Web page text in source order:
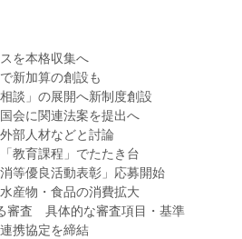
を本格収集へ
新加算の創設も
談」の展開へ新制度創設
会に関連法案を提出へ
部人材などと討論
教育課程」でたたき台
等優良活動表彰」応募開始
産物・食品の消費拡大
審査 具体的な審査項目・基準
携協定を締結